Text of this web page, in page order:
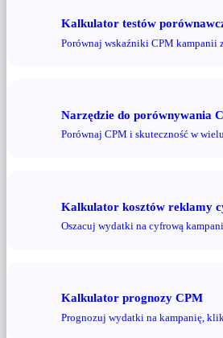
Kalkulator testów
Porównaj wskaźniki CPM kampanii
Narzędzie do porównywania
Porównaj CPM i skuteczność w
Kalkulator kosztów reklamy
Oszacuj wydatki na cyfrową
Kalkulator prognozy CPM
Prognozuj wydatki na kampanię,